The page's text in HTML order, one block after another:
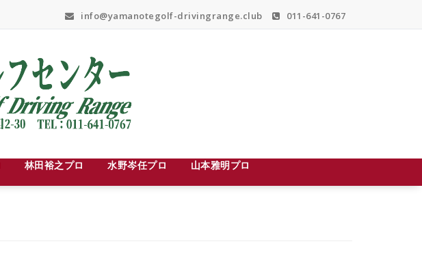
info@yamanotegolf-drivingrange.club 011-641-0767
林田裕之プロ 水野岑任プロ 山本雅明プロ